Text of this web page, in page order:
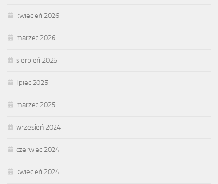
kwiecień 2026
marzec 2026
sierpień 2025
lipiec 2025
marzec 2025
wrzesień 2024
czerwiec 2024
kwiecień 2024